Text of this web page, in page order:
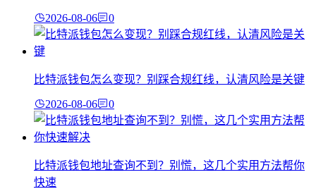
2026-08-06 0
比特派钱包怎么变现？别踩合规红线，认清风险是关键
2026-08-06 0
比特派钱包地址查询不到？别慌，这几个实用方法帮你
快速